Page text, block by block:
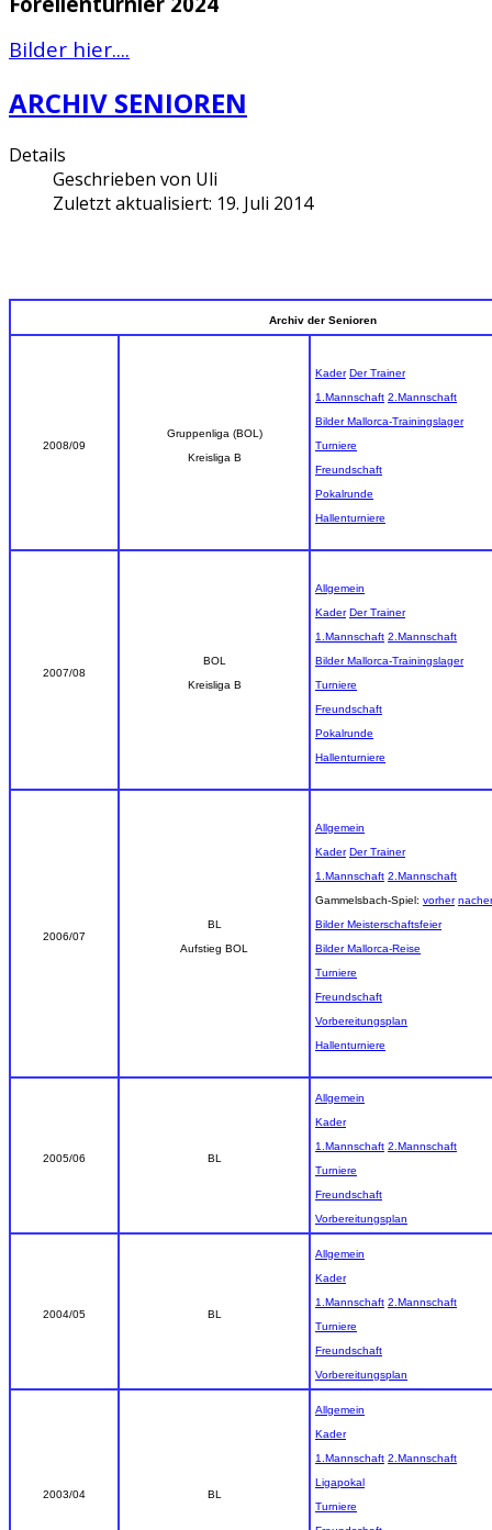
Bilder hier....
ARCHIV SENIOREN
Details
Geschrieben von Uli
Zuletzt aktualisiert: 19. Juli 2014
Archiv der Senioren
2008/09
Gruppenliga (BOL)
Kreisliga B
Kader Der Trainer
1.Mannschaft 2.Mannschaft
Bilder Mallorca-Trainingslager
Turniere
Freundschaft
Pokalrunde
Hallenturniere
2007/08
BOL
Kreisliga B
Allgemein
Kader Der Trainer
1.Mannschaft 2.Mannschaft
Bilder Mallorca-Trainingslager
Turniere
Freundschaft
Pokalrunde
Hallenturniere
2006/07
BL
Aufstieg BOL
Allgemein
Kader Der Trainer
1.Mannschaft 2.Mannschaft
Gammelsbach-Spiel: vorher nacher
Bilder Meisterschaftsfeier
Bilder Mallorca-Reise
Turniere
Freundschaft
Vorbereitungsplan
Hallenturniere
2005/06 BL
Allgemein
Kader
1.Mannschaft 2.Mannschaft
Turniere
Freundschaft
Vorbereitungsplan
2004/05 BL
Allgemein
Kader
1.Mannschaft 2.Mannschaft
Turniere
Freundschaft
Vorbereitungsplan
2003/04 BL
Allgemein
Kader
1.Mannschaft 2.Mannschaft
Ligapokal
Turniere